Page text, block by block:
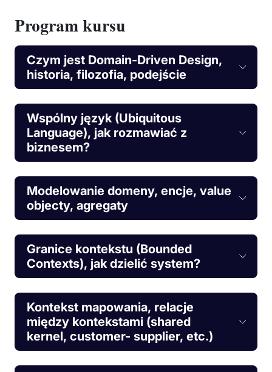
Program kursu
Czym jest Domain-Driven Design,
historia, filozofia, podejście
Wspólny język (Ubiquitous
Language), jak rozmawiać z
biznesem?
Modelowanie domeny, encje, value
objecty, agregaty
Granice kontekstu (Bounded
Contexts), jak dzielić system?
Kontekst mapowania, relacje
między kontekstami (shared
kernel, customer- supplier, etc.)